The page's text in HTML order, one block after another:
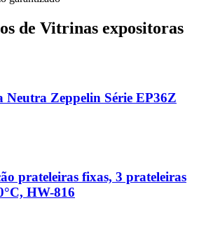
de Vitrinas expositoras
Zeppelin Série EP36Z
prateleiras fixas, 3 prateleiras
HW-816